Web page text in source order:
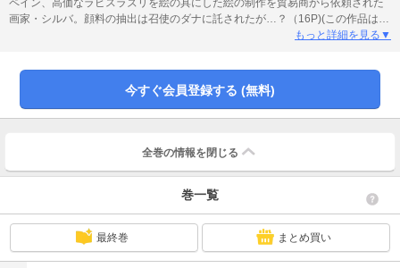
ペイン、高価なラピスラズリを絵の具にした絵の制作を貿易商から依頼された
画家・シルバ。顔料の抽出は召使のダナに託されたが…？（16P)(この作品は
「宮廷画家のうるさい余白」1巻、ウェブ・マガジン：花ゆめAi Vol.39に収録
もっと詳細を見る▼
今すぐ会員登録する (無料)
全巻の情報を 閉じる
巻一覧
最終巻 まとめ買い